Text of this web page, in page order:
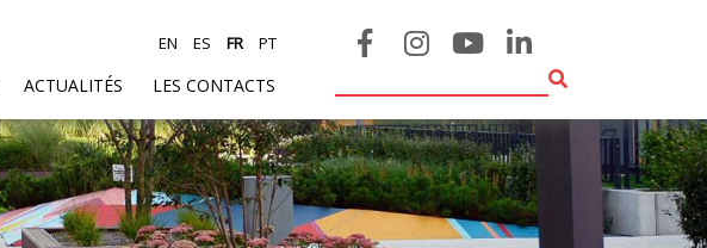
ACTUALITÉS LES CONTACTS
EN ES FR PT